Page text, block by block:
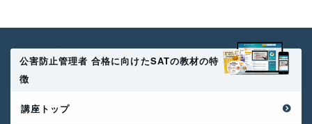
公害防止管理者 合格に向けたSATの教材の特
徴
講座トップ